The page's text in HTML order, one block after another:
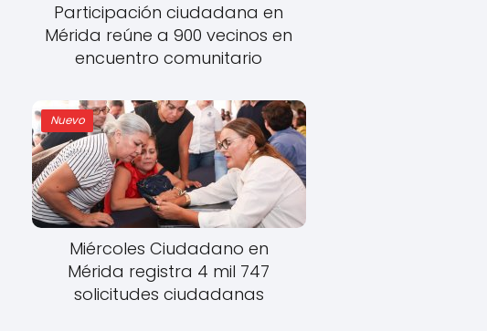
Participación ciudadana en
Mérida reúne a 900 vecinos en
encuentro comunitario
Nuevo
Miércoles Ciudadano en
Mérida registra 4 mil 747
solicitudes ciudadanas